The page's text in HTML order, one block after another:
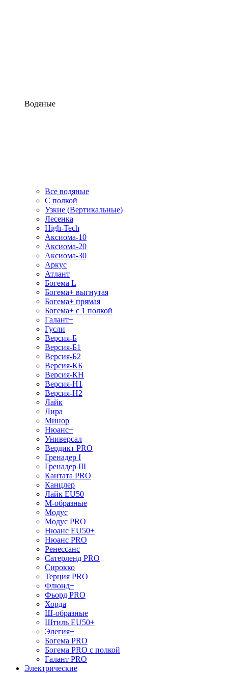
Водяные
Все водяные
С полкой
Узкие (Вертикальные)
Лесенка
High-Tech
Аксиома-10
Аксиома-20
Аксиома-30
Аркус
Атлант
Богема L
Богема+ выгнутая
Богема+ прямая
Богема+ с 1 полкой
Галант+
Гусли
Версия-Б
Версия-Б1
Версия-Б2
Версия-КБ
Версия-КН
Версия-Н1
Версия-Н2
Лайк
Лира
Минор
Нюанс+
Универсал
Вердикт PRO
Гренадер I
Гренадер III
Кантата PRO
Канцлер
Лайк EU50
М-образные
Модус
Модус PRO
Нюанс EU50+
Нюанс PRO
Ренессанс
Сатерленд PRO
Сирокко
Терция PRO
Флюид+
Фьорд PRO
Хорда
Ш-образные
Штиль EU50+
Элегия+
Богема PRO
Богема PRO с полкой
Галант PRO
Электрические